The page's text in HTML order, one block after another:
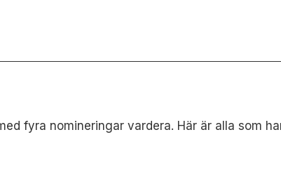
fyra nomineringar vardera. Här är alla som